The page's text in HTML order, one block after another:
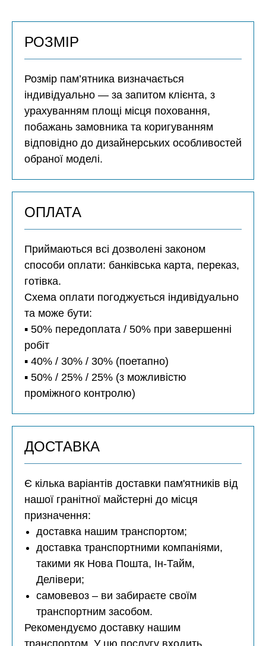
РОЗМІР
Розмір пам’ятника визначається
індивідуально — за запитом клієнта, з
урахуванням площі місця поховання,
побажань замовника та коригуванням
відповідно до дизайнерських особливостей
обраної моделі.
ОПЛАТА
Приймаються всі дозволені законом
способи оплати: банківська карта, переказ,
готівка.
Схема оплати погоджується індивідуально
та може бути:
▪️ 50% передоплата / 50% при завершенні
робіт
▪️ 40% / 30% / 30% (поетапно)
▪️ 50% / 25% / 25% (з можливістю
проміжного контролю)
ДОСТАВКА
Є кілька варіантів доставки пам'ятників від
нашої гранітної майстерні до місця
призначення:
доставка нашим транспортом;
доставка транспортними компаніями,
такими як Нова Пошта, Ін-Тайм,
Делівери;
самовевоз – ви забираєте своїм
транспортним засобом.
Рекомендуємо доставку нашим
транспортом. У цю послугу входить